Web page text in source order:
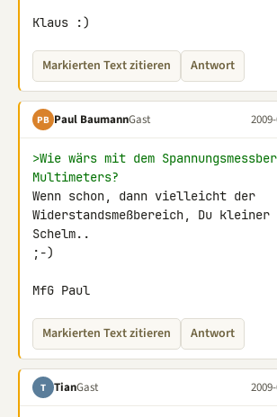
Klaus :)
Markierten Text zitieren Antwort
PB Paul BaumannGast
>Wie wärs mit dem
Multimeters?
Wenn schon, dann vielleicht der
Widerstandsmeßbereich, Du kleiner
Schelm..
;-)
MfG Paul
Markierten Text zitieren Antwort
T TianGast